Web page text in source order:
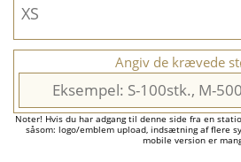
Angiv de krævede
Noter! Hvis du har adgang til denne side fra en
såsom: logo/emblem upload, indsætning af flere
mobile version er